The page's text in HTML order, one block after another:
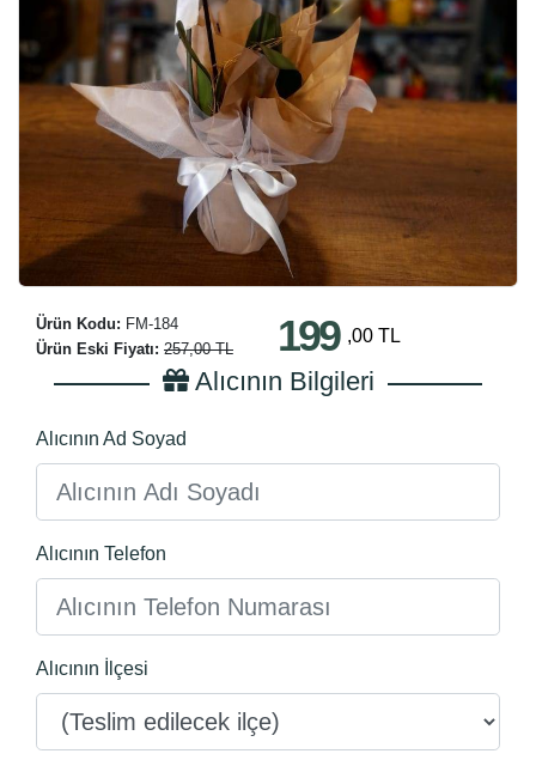
Ürün Kodu: FM-184
Ürün Eski Fiyatı: 257,00 TL 199 ,00 TL
Alıcının Bilgileri
Alıcının Ad Soyad
Alıcının Telefon
Alıcının İlçesi